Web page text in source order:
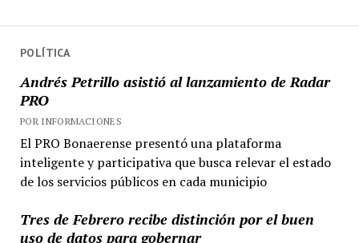
POLÍTICA
Andrés Petrillo asistió al lanzamiento de Radar
PRO
POR INFORMACIONES
El PRO Bonaerense presentó una plataforma
inteligente y participativa que busca relevar el estado
de los servicios públicos en cada municipio
Tres de Febrero recibe distinción por el buen
uso de datos para gobernar